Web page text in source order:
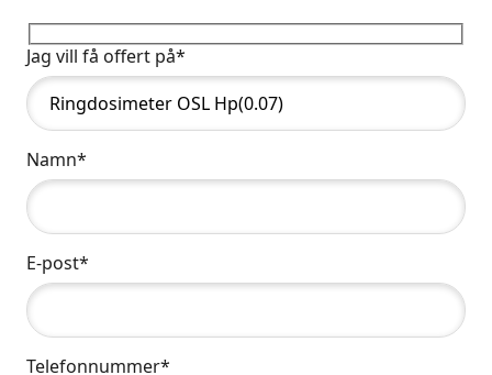
Jag vill få offert på*
Namn*
E-post*
Telefonnummer*